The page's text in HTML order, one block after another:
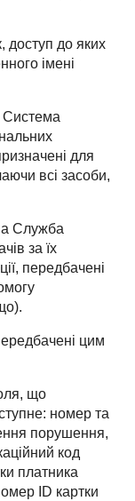
доступ до яких
імені
Система
для
всі засоби,
Служба
за їх
передбачені
цим
що
номер та
порушення,
код
платника
ID картки